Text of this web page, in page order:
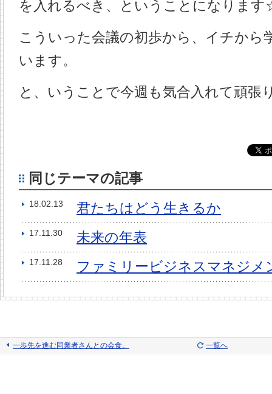
を入れるべき、ということになりま
こういった会議の初歩から、イチから
います。
と、いうことで今週も気合入れて頑張
同じテーマの記事
18.02.13 君たちはどう生きるか
17.11.30 未来の年表
17.11.28 ファミリービジネスマネジメ
一歩先を進む同業者さんとの会食。 一覧へ